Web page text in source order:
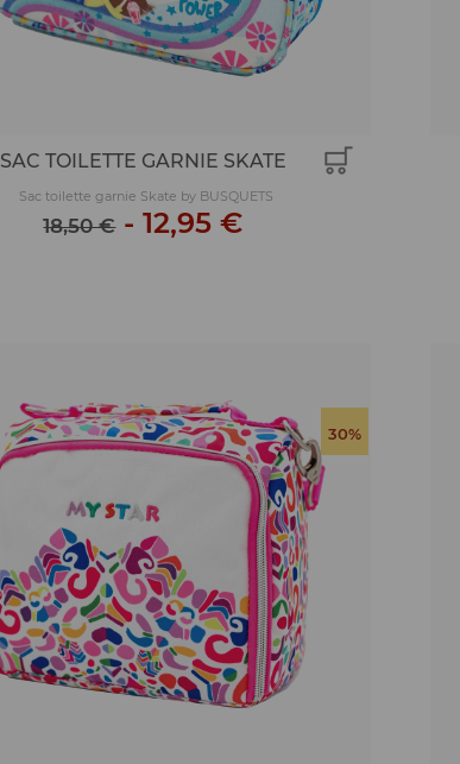
SAC TOILETTE GARNIE SKATE
Sac toilette garnie Skate by BUSQUETS
18,50 €-12,95 €
30%